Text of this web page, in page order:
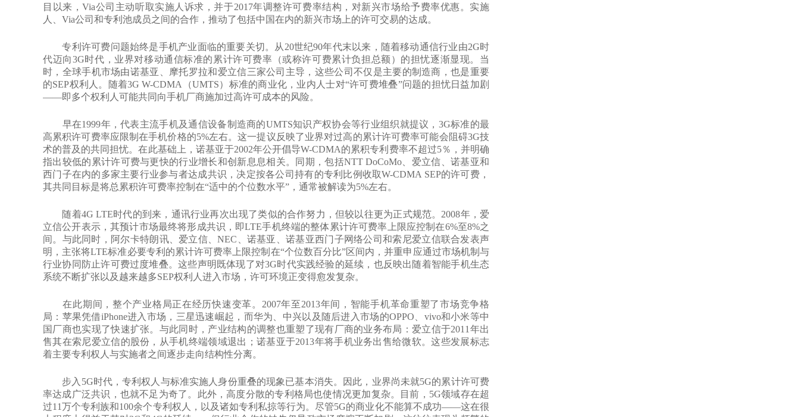
目以来，Via公司主动听取实施人诉求，并于2017年调整许可费率结构，对新兴市场给予费率优惠。实施
人、Via公司和专利池成员之间的合作，推动了包括中国在内的新兴市场上的许可交易的达成。
专利许可费问题始终是手机产业面临的重要关切。从20世纪90年代末以来，随着移动通信行业由2G时
代迈向3G时代，业界对移动通信标准的累计许可费率（或称许可费累计负担总额）的担忧逐渐显现。当
时，全球手机市场由诺基亚、摩托罗拉和爱立信三家公司主导，这些公司不仅是主要的制造商，也是重要
的SEP权利人。随着3G W-CDMA（UMTS）标准的商业化，业内人士对“许可费堆叠”问题的担忧日益加剧
——即多个权利人可能共同向手机厂商施加过高许可成本的风险。
早在1999年，代表主流手机及通信设备制造商的UMTS知识产权协会等行业组织就提议，3G标准的最
高累积许可费率应限制在手机价格的5%左右。这一提议反映了业界对过高的累计许可费率可能会阻碍3G技
术的普及的共同担忧。在此基础上，诺基亚于2002年公开倡导W-CDMA的累积专利费率不超过5％，并明确
指出较低的累计许可费与更快的行业增长和创新息息相关。同期，包括NTT DoCoMo、爱立信、诺基亚和
西门子在内的多家主要行业参与者达成共识，决定按各公司持有的专利比例收取W-CDMA SEP的许可费，
其共同目标是将总累积许可费率控制在“适中的个位数水平”，通常被解读为5%左右。
随着4G LTE时代的到来，通讯行业再次出现了类似的合作努力，但较以往更为正式规范。2008年，爱
立信公开表示，其预计市场最终将形成共识，即LTE手机终端的整体累计许可费率上限应控制在6%至8%之
间。与此同时，阿尔卡特朗讯、爱立信、NEC、诺基亚、诺基亚西门子网络公司和索尼爱立信联合发表声
明，主张将LTE标准必要专利的累计许可费率上限控制在“个位数百分比”区间内，并重申应通过市场机制与
行业协同防止许可费过度堆叠。这些声明既体现了对3G时代实践经验的延续，也反映出随着智能手机生态
系统不断扩张以及越来越多SEP权利人进入市场，许可环境正变得愈发复杂。
在此期间，整个产业格局正在经历快速变革。2007年至2013年间，智能手机革命重塑了市场竞争格
局：苹果凭借iPhone进入市场，三星迅速崛起，而华为、中兴以及随后进入市场的OPPO、vivo和小米等中
国厂商也实现了快速扩张。与此同时，产业结构的调整也重塑了现有厂商的业务布局：爱立信于2011年出
售其在索尼爱立信的股份，从手机终端领域退出；诺基亚于2013年将手机业务出售给微软。这些发展标志
着主要专利权人与实施者之间逐步走向结构性分离。
步入5G时代，专利权人与标准实施人身份重叠的现象已基本消失。因此，业界尚未就5G的累计许可费
率达成广泛共识，也就不足为奇了。此外，高度分散的专利格局也使情况更加复杂。目前，5G领域存在超
过11万个专利族和100余个专利权人，以及诸如专利私掠等行为。尽管5G的商业化不能算不成功——这在很